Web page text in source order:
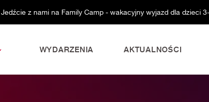
Jedźcie z nami na Family Camp - wakacyjny wyjazd dla dzieci
WYDARZENIA AKTUALNOŚCI